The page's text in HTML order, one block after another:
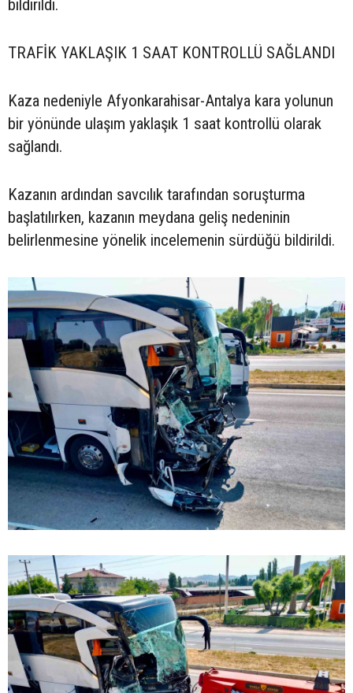
bildirildi.
TRAFİK YAKLAŞIK 1 SAAT KONTROLLÜ SAĞLANDI
Kaza nedeniyle Afyonkarahisar-Antalya kara yolunun
bir yönünde ulaşım yaklaşık 1 saat kontrollü olarak
sağlandı.
Kazanın ardından savcılık tarafından soruşturma
başlatılırken, kazanın meydana geliş nedeninin
belirlenmesine yönelik incelemenin sürdüğü bildirildi.